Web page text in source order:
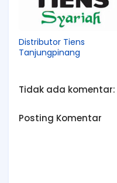
Distributor Tiens
Tanjungpinang
Tidak ada komentar:
Posting Komentar